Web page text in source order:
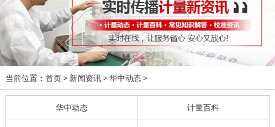
当前位置： 首页> 新闻资讯> 华中动态>
华中动态 计量百科